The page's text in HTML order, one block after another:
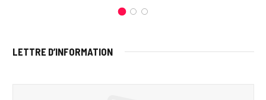
LETTRE D’INFORMATION